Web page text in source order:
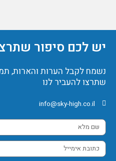
יש לכם סיפור
נשמח לקבל הערות והארות,
שתרצו להעביר לנו
info@sky-high.co.il
שם
מלא
כתובת
אימייל